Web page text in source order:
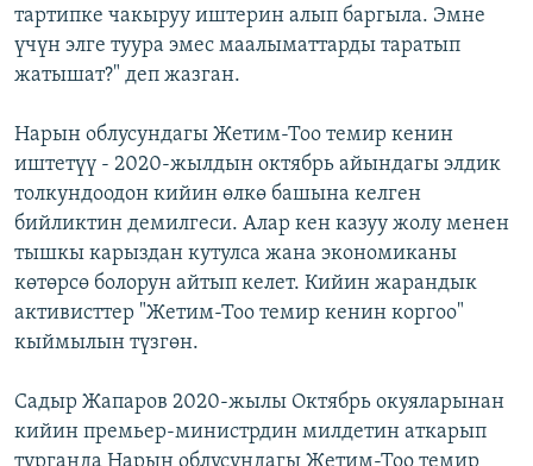
тартипке чакыруу иштерин алып баргыла. Эмне
үчүн элге туура эмес маалыматтарды таратып
жатышат?" деп жазган.
Нарын облусундагы Жетим-Тоо темир кенин
иштетүү - 2020-жылдын октябрь айындагы элдик
толкундоодон кийин өлкө башына келген
бийликтин демилгеси. Алар кен казуу жолу менен
тышкы карыздан кутулса жана экономиканы
көтөрсө болорун айтып келет. Кийин жарандык
активисттер "Жетим-Тоо темир кенин коргоо"
кыймылын түзгөн.
Садыр Жапаров 2020-жылы Октябрь окуяларынан
кийин премьер-министрдин милдетин аткарып